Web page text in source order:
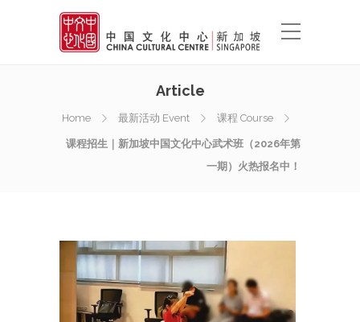
Article
Home 最新活动 Event 课程 Course
课程招生｜新加坡中国文化中心武术班（2026年第
一期）火热报名中！